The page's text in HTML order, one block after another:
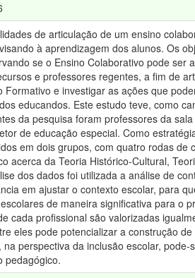
de articulação de um ensino
à aprendizagem dos alunos. Os
se o Ensino Colaborativo pode ser
e professores regentes, a fim de
e investigar as ações que
educandos. Este estudo teve, como
da pesquisa foram professores da
de educação especial. Como
em dois grupos, com quatro rodas
acerca da Teoria Histórico-Cultural,
dos dados foi utilizada a análise de
em ajustar o contexto escolar, para
de maneira significativa para o
cada profissional são valorizadas
eles pode potencializar a construção
perspectiva da inclusão escolar,
pedagógico.